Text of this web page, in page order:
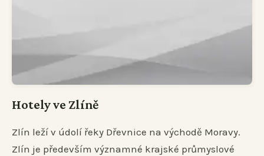
Hotely ve Zlíně
Zlín leží v údolí řeky Dřevnice na východě Moravy.
Zlín je především významné krajské průmyslové